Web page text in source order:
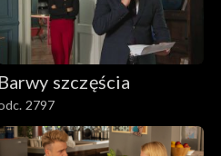
Barwy szczęścia
2797